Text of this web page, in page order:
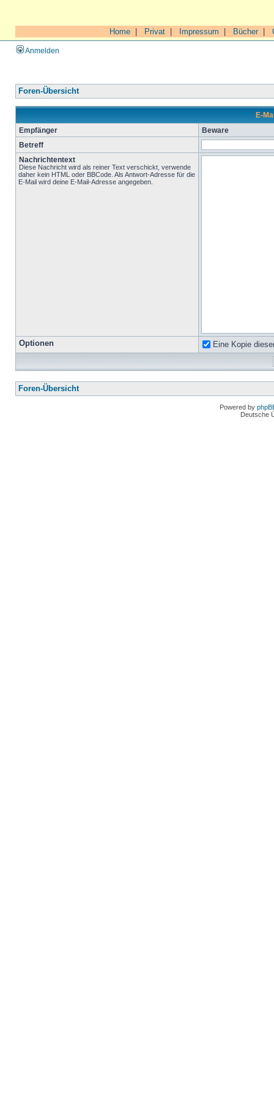
Home Privat Impressum Bücher|
Anmelden
Foren-Übersicht
E-
Empfänger
Beware
Betreff
Nachrichtentext
Diese Nachricht wird als reiner Text verschickt, verwende
daher kein HTML oder BBCode. Als Antwort-Adresse für die
E-Mail wird deine E-Mail-Adresse angegeben.
Optionen Eine Kopie
Foren-Übersicht
Powered by
Deutsche